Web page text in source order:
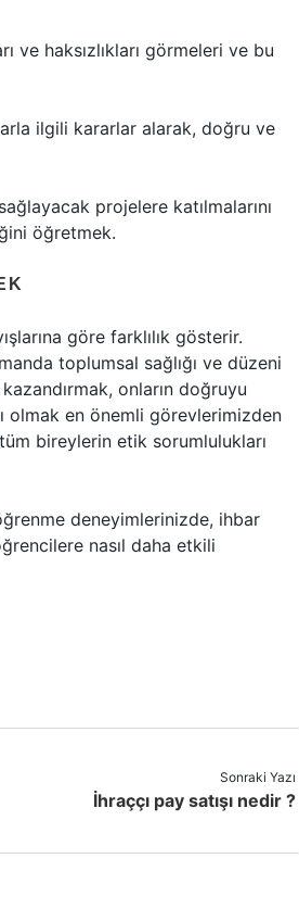
ve haksızlıkları görmeleri ve bu
ilgili kararlar alarak, doğru ve
projelere katılmalarını
öğretmek.
göre farklılık gösterir.
toplumsal sağlığı ve düzeni
onların doğruyu
olmak en önemli görevlerimizden
bireylerin etik sorumlulukları
deneyimlerinizde, ihbar
nasıl daha etkili
Sonraki Yazı
İhraççı pay satışı nedir ?